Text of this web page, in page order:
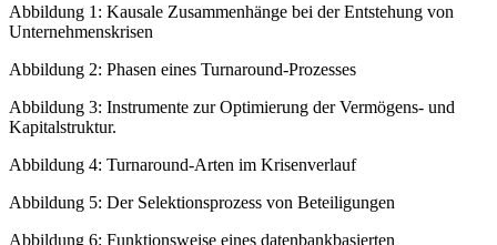
Abbildung 1: Kausale Zusammenhänge bei der Entstehung von
Unternehmenskrisen
Abbildung 2: Phasen eines Turnaround-Prozesses
Abbildung 3: Instrumente zur Optimierung der Vermögens- und
Kapitalstruktur.
Abbildung 4: Turnaround-Arten im Krisenverlauf
Abbildung 5: Der Selektionsprozess von Beteiligungen
Abbildung 6: Funktionsweise eines datenbankbasierten